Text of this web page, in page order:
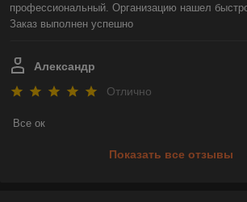
профессиональный. Организацию нашел
Заказ выполнен успешно
Александр
Отлично
Все ок
Показать все отзывы